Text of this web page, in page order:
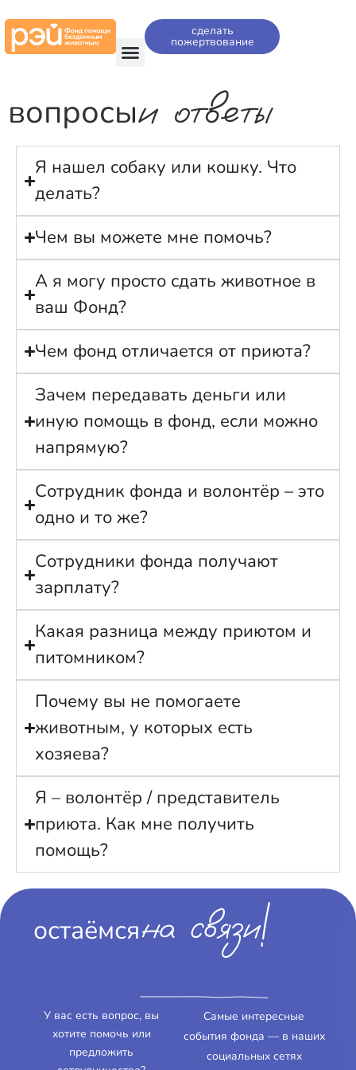
сделать
пожертвование
вопросыи ответы
Я нашел собаку или кошку. Что
делать?
Чем вы можете мне помочь?
А я могу просто сдать животное в
ваш Фонд?
Чем фонд отличается от приюта?
Зачем передавать деньги или
иную помощь в фонд, если можно
напрямую?
Сотрудник фонда и волонтёр – это
одно и то же?
Сотрудники фонда получают
зарплату?
Какая разница между приютом и
питомником?
Почему вы не помогаете
животным, у которых есть
хозяева?
Я – волонтёр / представитель
приюта. Как мне получить
помощь?
остаёмсяна связи!
У вас есть вопрос, вы
хотите помочь или
предложить
Самые интересные
события фонда — в наших
социальных сетях